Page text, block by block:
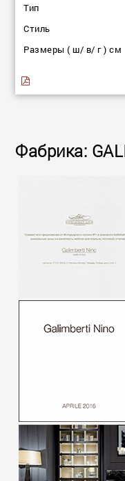
Тип
Стиль
Размеры ( ш/ в/ г ) см
Фабрика: